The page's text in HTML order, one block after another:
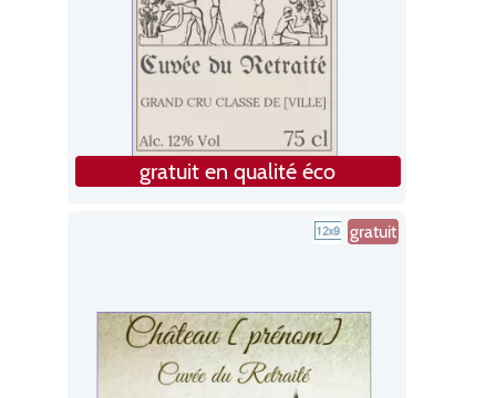
gratuit en qualité éco
gratuit